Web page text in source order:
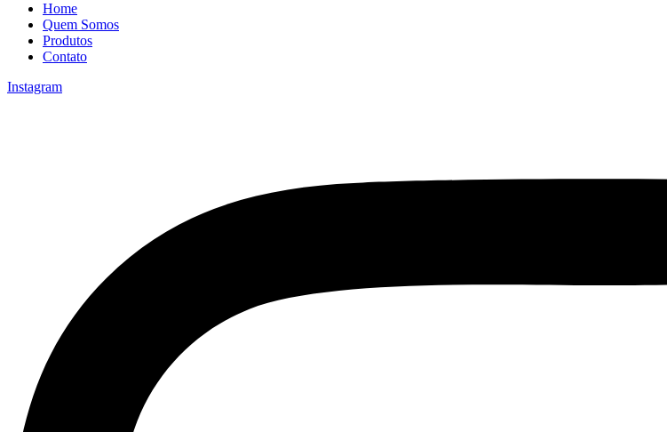
Home
Quem Somos
Produtos
Contato
Instagram